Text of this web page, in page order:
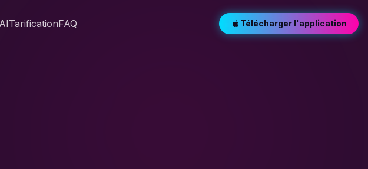
TarificationFAQ Télécharger l'application